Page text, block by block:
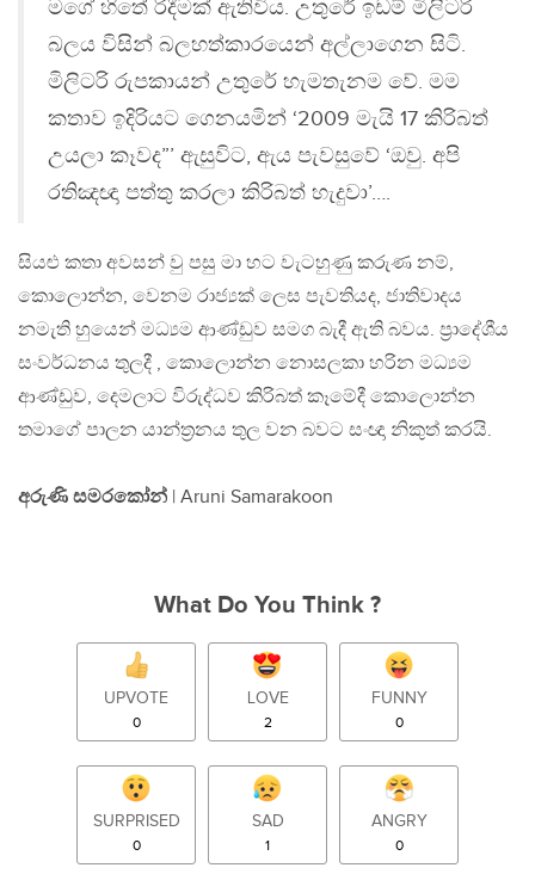
මගේ හිතේ රිදීමක් ඇතිවිය. උතුරේ ඉඩම් මිලිටරි
බලය විසින් බලහත්කාරයෙන් අල්ලාගෙන සිටි.
මිලිටරි රුපකායන් උතුරේ හැමතැනම වේ. මම
කතාව ඉදිරියට ගෙනයමින් ‘2009 මැයි 17 කිරිබත්
උයලා කෑවද”’ ඇසුවිට, ඇය පැවසුවේ ‘ඔවු. අපි
රතිඤඥා පත්තු කරලා කිරිබත් හැදුවා’….
සියළු කතා අවසන් වු පසු මා හට වැටහුණු කරුණ නම්,
කොලොන්න, වෙනම රාජ්‍යක් ලෙස පැවතියද, ජාතිවාදය
නමැති හුයෙන් මධ්‍යම ආණ්ඩුව සමග බැදී ඇති බවය. ප්‍රාදේශීය
සංවර්ධනය තුලදී , කොලොන්න නොසලකා හරින මධ්‍යම
ආණ්ඩුව, දෙමලාට විරුද්ධව කිරිබත් කෑමේදී කොලොන්න
තමාගේ පාලන යාන්ත්‍රනය තුල වන බවට සංඥා නිකුත් කරයි.
අරුණි සමරකෝන් | Aruni Samarakoon
What Do You Think ?
UPVOTE
0
LOVE
2
FUNNY
0
SURPRISED
0
SAD
1
ANGRY
0